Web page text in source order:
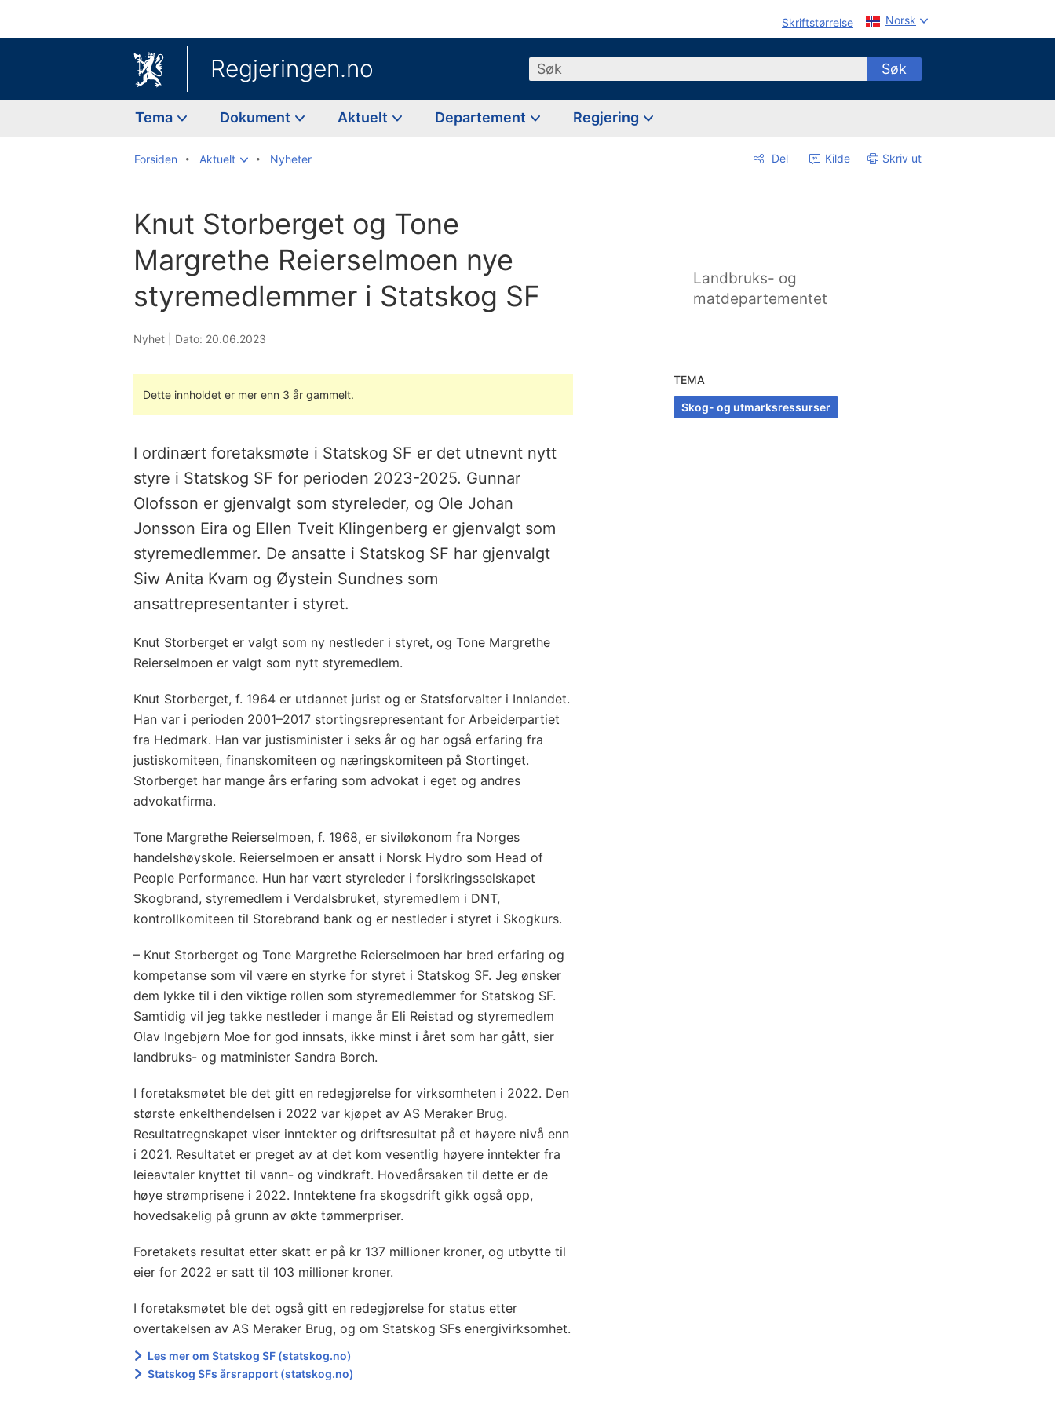
Skriftstørrelse Norsk
Regjeringen.no Søk Søk
Tema Dokument Aktuelt Departement Regjering
Forsiden Aktuelt Nyheter Del Kilde Skriv ut
Knut Storberget og Tone
Margrethe Reierselmoen nye
styremedlemmer i Statskog SF
Nyhet | Dato: 20.06.2023
Dette innholdet er mer enn 3 år gammelt.
I ordinært foretaksmøte i Statskog SF er det utnevnt nytt
styre i Statskog SF for perioden 2023-2025. Gunnar
Olofsson er gjenvalgt som styreleder, og Ole Johan
Jonsson Eira og Ellen Tveit Klingenberg er gjenvalgt som
styremedlemmer. De ansatte i Statskog SF har gjenvalgt
Siw Anita Kvam og Øystein Sundnes som
ansattrepresentanter i styret.
Knut Storberget er valgt som ny nestleder i styret, og Tone Margrethe
Reierselmoen er valgt som nytt styremedlem.
Knut Storberget, f. 1964 er utdannet jurist og er Statsforvalter i Innlandet.
Han var i perioden 2001–2017 stortingsrepresentant for Arbeiderpartiet
fra Hedmark. Han var justisminister i seks år og har også erfaring fra
justiskomiteen, finanskomiteen og næringskomiteen på Stortinget.
Storberget har mange års erfaring som advokat i eget og andres
advokatfirma.
Tone Margrethe Reierselmoen, f. 1968, er siviløkonom fra Norges
handelshøyskole. Reierselmoen er ansatt i Norsk Hydro som Head of
People Performance. Hun har vært styreleder i forsikringsselskapet
Skogbrand, styremedlem i Verdalsbruket, styremedlem i DNT,
kontrollkomiteen til Storebrand bank og er nestleder i styret i Skogkurs.
– Knut Storberget og Tone Margrethe Reierselmoen har bred erfaring og
kompetanse som vil være en styrke for styret i Statskog SF. Jeg ønsker
dem lykke til i den viktige rollen som styremedlemmer for Statskog SF.
Samtidig vil jeg takke nestleder i mange år Eli Reistad og styremedlem
Olav Ingebjørn Moe for god innsats, ikke minst i året som har gått, sier
landbruks- og matminister Sandra Borch.
I foretaksmøtet ble det gitt en redegjørelse for virksomheten i 2022. Den
største enkelthendelsen i 2022 var kjøpet av AS Meraker Brug.
Resultatregnskapet viser inntekter og driftsresultat på et høyere nivå enn
i 2021. Resultatet er preget av at det kom vesentlig høyere inntekter fra
leieavtaler knyttet til vann- og vindkraft. Hovedårsaken til dette er de
høye strømprisene i 2022. Inntektene fra skogsdrift gikk også opp,
hovedsakelig på grunn av økte tømmerpriser.
Foretakets resultat etter skatt er på kr 137 millioner kroner, og utbytte til
eier for 2022 er satt til 103 millioner kroner.
I foretaksmøtet ble det også gitt en redegjørelse for status etter
overtakelsen av AS Meraker Brug, og om Statskog SFs energivirksomhet.
Les mer om Statskog SF (statskog.no)
Statskog SFs årsrapport (statskog.no)
Landbruks- og
matdepartementet
TEMA
Skog- og utmarksressurser